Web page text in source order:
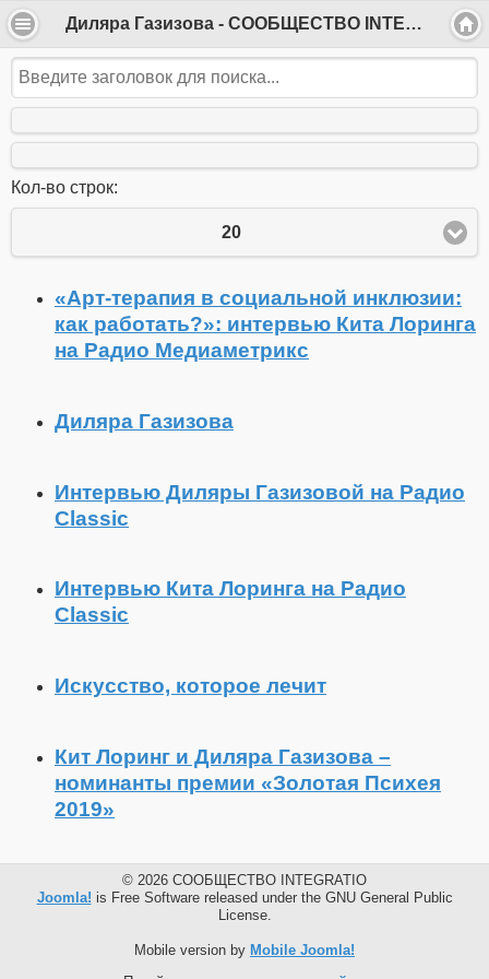
Диляра Газизова - СООБЩЕСТВО INTEGRATIO
Кол-во строк:
20
«Арт-терапия в социальной инклюзии:
как работать?»: интервью Кита Лоринга
на Радио Медиаметрикс
Диляра Газизова
Интервью Диляры Газизовой на Радио
Classic
Интервью Кита Лоринга на Радио
Classic
Искусство, которое лечит
Кит Лоринг и Диляра Газизова –
номинанты премии «Золотая Психея
2019»
© 2026 СООБЩЕСТВО INTEGRATIO
Joomla! is Free Software released under the GNU General Public
License.
Mobile version by Mobile Joomla!